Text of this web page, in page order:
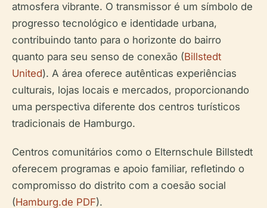
atmosfera vibrante. O transmissor é um símbolo de
progresso tecnológico e identidade urbana,
contribuindo tanto para o horizonte do bairro
quanto para seu senso de conexão (Billstedt
United). A área oferece autênticas experiências
culturais, lojas locais e mercados, proporcionando
uma perspectiva diferente dos centros turísticos
tradicionais de Hamburgo.
Centros comunitários como o Elternschule Billstedt
oferecem programas e apoio familiar, refletindo o
compromisso do distrito com a coesão social
(Hamburg.de PDF).